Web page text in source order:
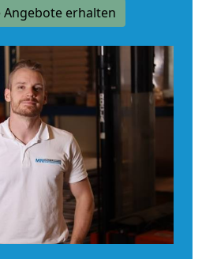
Angebote erhalten